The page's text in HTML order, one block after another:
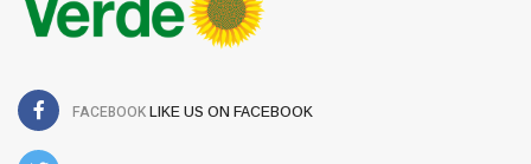
FACEBOOK LIKE US ON FACEBOOK